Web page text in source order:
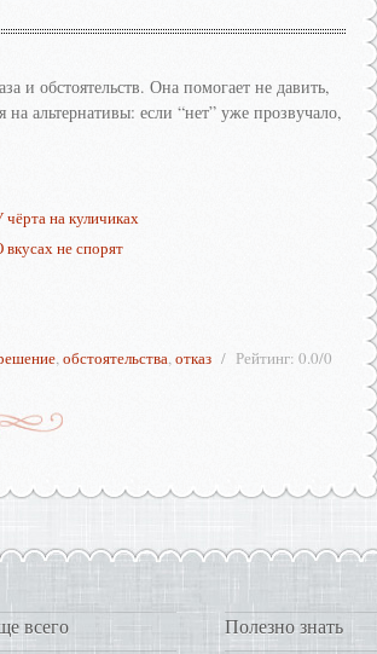
и обстоятельств. Она помогает не давить,
на альтернативы: если “нет” уже прозвучало,
чёрта на куличиках
вкусах не спорят
,обстоятельства,отказ Рейтинг: 0.0/0
всего Полезно знать